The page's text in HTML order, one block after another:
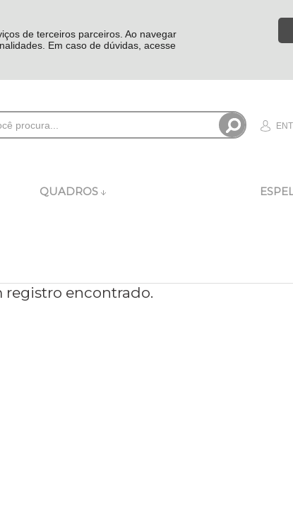
de terceiros parceiros. Ao navegar
Em caso de dúvidas, acesse
QUADROS
registro encontrado.